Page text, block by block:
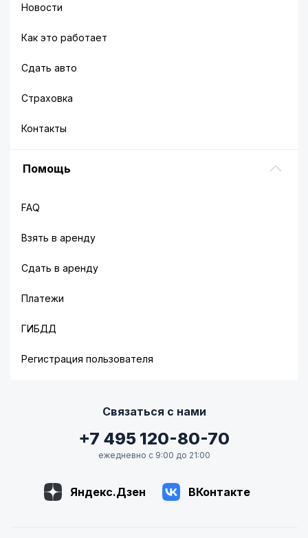
Новости
Как это работает
Сдать авто
Страховка
Контакты
Помощь
FAQ
Взять в аренду
Сдать в аренду
Платежи
ГИБДД
Регистрация пользователя
Связаться с нами
+7 495 120-80-70
ежедневно с 9:00 до 21:00
Яндекс.Дзен ВКонтакте